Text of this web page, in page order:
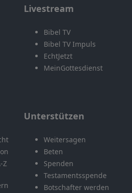
Livestream
Bibel TV
Bibel TV Impuls
EchtJetzt
MeinGottesdienst
Z
Unterstützen
Weitersagen
Beten
Spenden
Testamentsspende
Botschafter werden